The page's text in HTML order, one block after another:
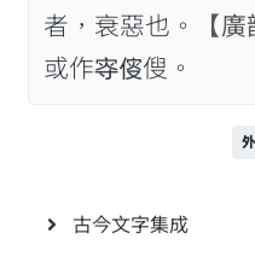
者，衰惡也。
【廣
或作𡨎𠋢傁。
古今文字集成